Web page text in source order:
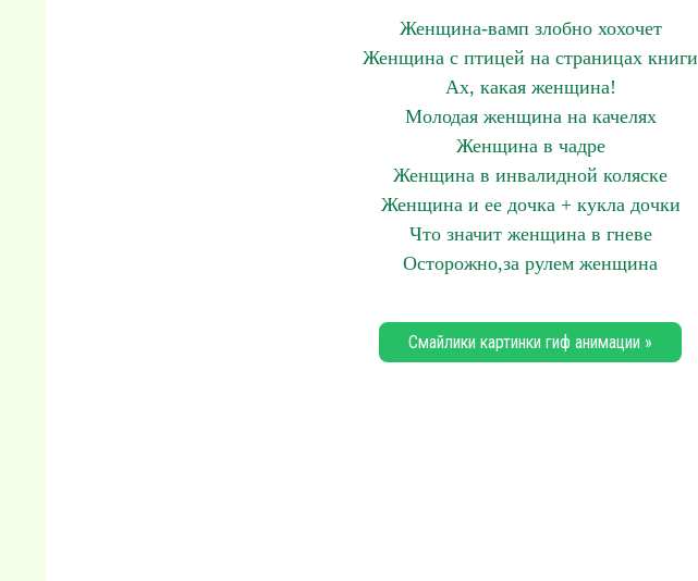
Женщина-вамп злобно хохочет
Женщина с птицей на страницах книги
Ах, какая женщина!
Молодая женщина на качелях
Женщина в чадре
Женщина в инвалидной коляске
Женщина и ее дочка + кукла дочки
Что значит женщина в гневе
Осторожно,за рулем женщина
Смайлики картинки гиф анимации »